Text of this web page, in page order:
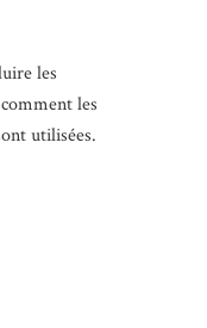
les
les
utilisées.